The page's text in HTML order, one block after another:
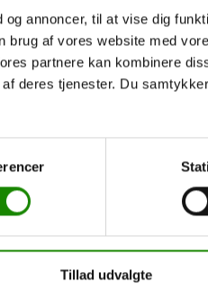
annoncer, til at vise dig
af vores website med
partnere kan kombinere
deres tjenester. Du
Tillad udvalgte
6 day trip
Åle to Holmens